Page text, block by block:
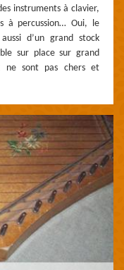
instruments à clavier,
à percussion… Oui, le
d’un grand stock
sur place sur grand
ne sont pas chers et